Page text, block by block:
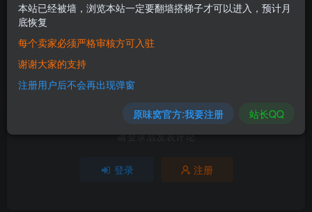
请登录后发表评论
登录 注册
本站已经被墙，浏览本站一定要翻墙搭梯子才可以进入，预计月
底恢复
每个卖家必须严格审核方可入驻
谢谢大家的支持
注册用户后不会再出现弹窗
原味窝官方:我要注册 站长QQ